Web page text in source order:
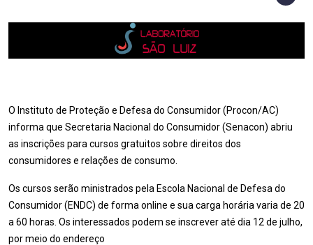
O Instituto de Proteção e Defesa do Consumidor (Procon/AC)
informa que Secretaria Nacional do Consumidor (Senacon) abriu
as inscrições para cursos gratuitos sobre direitos dos
consumidores e relações de consumo.
Os cursos serão ministrados pela Escola Nacional de Defesa do
Consumidor (ENDC) de forma online e sua carga horária varia de 20
a 60 horas. Os interessados podem se inscrever até dia 12 de julho,
por meio do endereço